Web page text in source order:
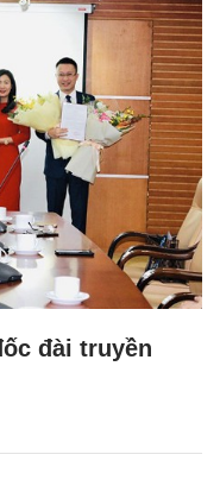
đài truyền